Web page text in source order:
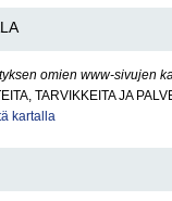
omien www-sivujen
TARVIKKEITA JA
kartalla